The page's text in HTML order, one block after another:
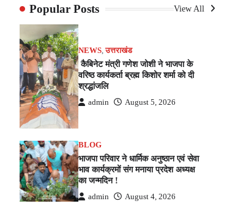
Popular Posts View All
NEWS ,उत्तराखंड
कैबिनेट मंत्री गणेश जोशी ने भाजपा के
वरिष्ठ कार्यकर्ता ब्रह्म किशोर शर्मा को दी
श्रद्धांजलि
admin August 5, 2026
BLOG
भाजपा परिवार ने धार्मिक अनुष्ठान एवं सेवा
भाव कार्यक्रमों संग मनाया प्रदेश अध्यक्ष
का जन्मदिन !
admin August 4, 2026